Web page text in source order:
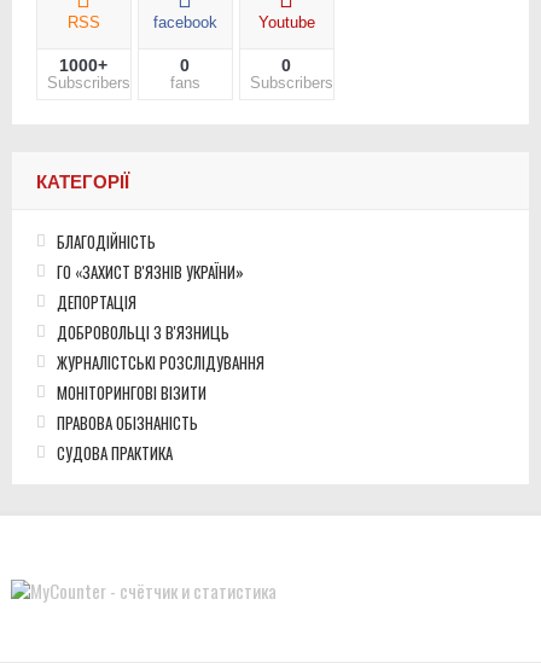
RSS
1000+
Subscribers
facebook
0
fans
Youtube
0
Subscribers
КАТЕГОРІЇ
БЛАГОДІЙНІСТЬ
ГО «ЗАХИСТ В'ЯЗНІВ УКРАЇНИ»
ДЕПОРТАЦІЯ
ДОБРОВОЛЬЦІ З В'ЯЗНИЦЬ
ЖУРНАЛІСТСЬКІ РОЗСЛІДУВАННЯ
МОНІТОРИНГОВІ ВІЗИТИ
ПРАВОВА ОБІЗНАНІСТЬ
СУДОВА ПРАКТИКА